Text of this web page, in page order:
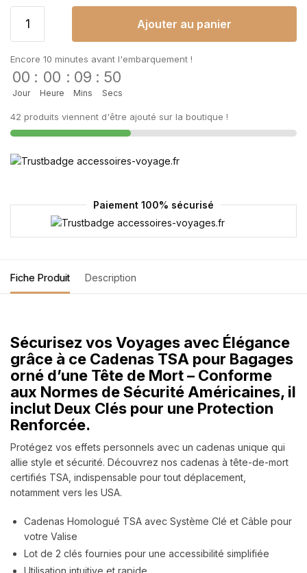
Ajouter au panier
Encore 10 minutes avant l'embarquement !
00
Jour
: 00
Heure
: 09
Mins
: 49
Secs
42 produits viennent d'être ajouté sur la boutique !
Paiement 100% sécurisé
Fiche Produit Description
Sécurisez vos Voyages avec Élégance
grâce à ce Cadenas TSA pour Bagages
orné d’une Tête de Mort – Conforme
aux Normes de Sécurité Américaines, il
inclut Deux Clés pour une Protection
Renforcée.
Protégez vos effets personnels avec un cadenas unique qui
allie style et sécurité. Découvrez nos cadenas à tête-de-mort
certifiés TSA, indispensable pour tout déplacement,
notamment vers les USA.
Cadenas Homologué TSA avec Système Clé et Câble pour
votre Valise
Lot de 2 clés fournies pour une accessibilité simplifiée
Utilisation intuitive et rapide